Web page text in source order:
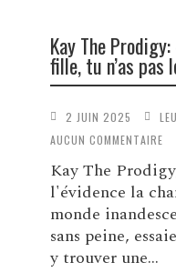
Kay The
fille, tu n’as pas
2 JUIN 2025
AUCUN COMMENTAIRE
Kay The
l'évidence la
monde
sans peine,
y trouver une...